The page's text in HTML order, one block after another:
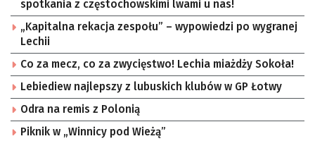
spotkania z częstochowskimi lwami u nas!
„Kapitalna rekacja zespołu” – wypowiedzi po wygranej
Lechii
Co za mecz, co za zwycięstwo! Lechia miażdży Sokoła!
Lebiediew najlepszy z lubuskich klubów w GP Łotwy
Odra na remis z Polonią
Piknik w „Winnicy pod Wieżą”